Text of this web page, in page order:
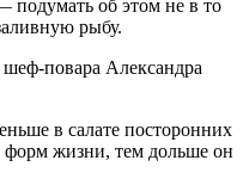
подумать об этом не в то
рыбу.
шеф-повара Александра
в салате посторонних
жизни, тем дольше он